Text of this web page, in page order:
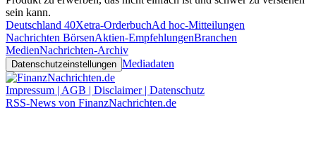
sein kann.
Deutschland 40Xetra-OrderbuchAd hoc-Mitteilungen
Nachrichten BörsenAktien-EmpfehlungenBranchen
MedienNachrichten-Archiv
Datenschutzeinstellungen Mediadaten
Impressum | AGB | Disclaimer | Datenschutz
RSS-News von FinanzNachrichten.de